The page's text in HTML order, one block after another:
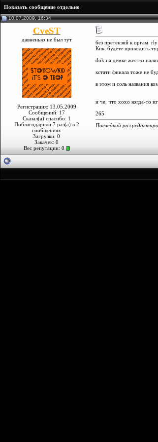
Показать сообщение отдельно
10.07.2009, 16:34
CveST
давненько не был тут
Регистрация: 13.05.2009
Сообщений: 17
Сказал(а) спасибо: 1
Поблагодарили 7 раз(а) в 2
сообщениях
Загрузки: 0
Закачек: 0
Вес репутации: 0
без претензий к оргам. rly
Кик, будете проводить
dok на демке жестко
кстати финала тоже не
в этом и соль названия
и че, что хохо когда-то
265
Последний раз